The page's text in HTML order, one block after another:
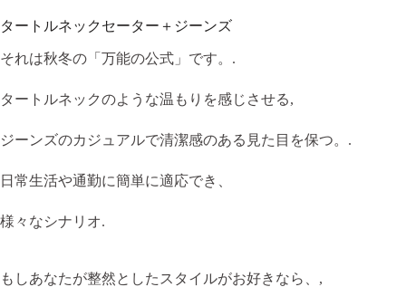
タートルネックセーター＋ジーンズ
それは秋冬の「万能の公式」です。.
タートルネックのような温もりを感じさせる,
ジーンズのカジュアルで清潔感のある見た目を保つ。.
日常生活や通勤に簡単に適応でき、
様々なシナリオ.
もしあなたが整然としたスタイルがお好きなら、,